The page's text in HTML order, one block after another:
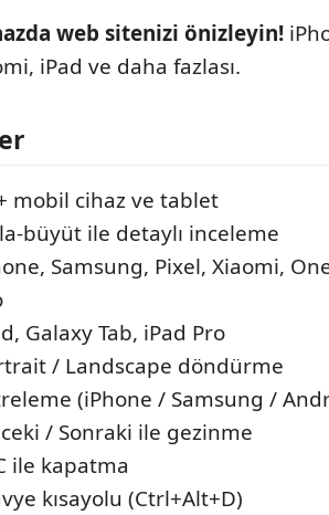
web sitenizi önizleyin!
iPad ve daha fazlası.
mobil cihaz ve tablet
büyüt ile detaylı inceleme
Samsung, Pixel, Xiaomi,
Galaxy Tab, iPad Pro
/ Landscape döndürme
(iPhone / Samsung /
/ Sonraki ile gezinme
ile kapatma
kısayolu (Ctrl+Alt+D)